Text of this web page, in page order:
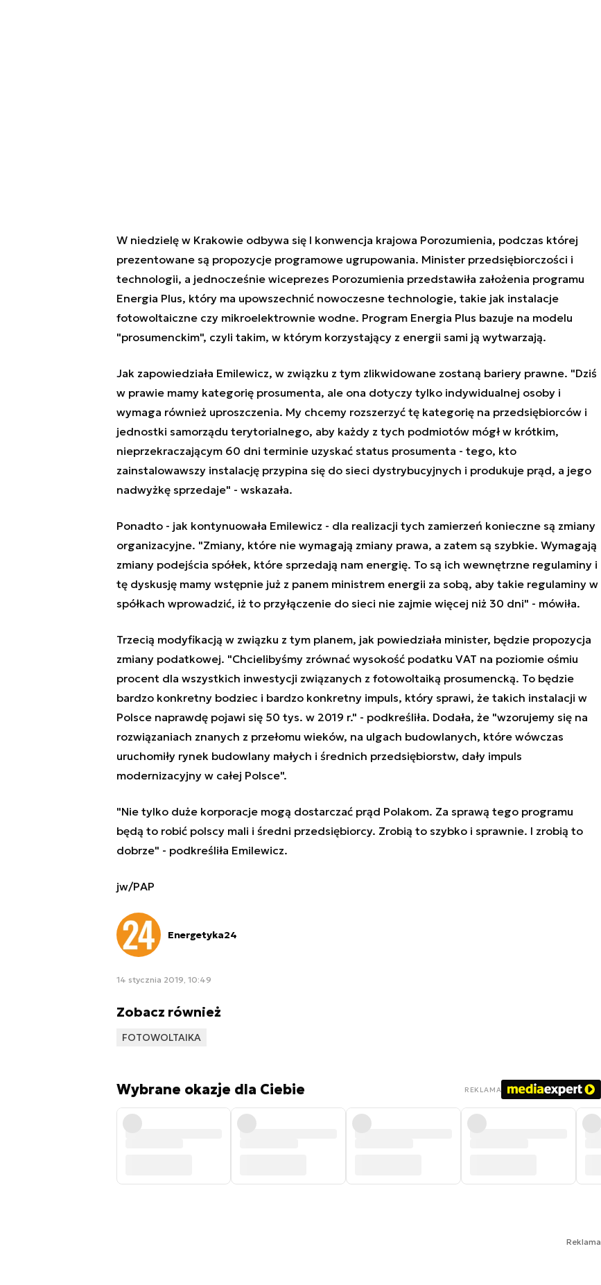
W niedzielę w Krakowie odbywa się I konwencja krajowa Porozumienia, podczas której
prezentowane są propozycje programowe ugrupowania. Minister przedsiębiorczości i
technologii, a jednocześnie wiceprezes Porozumienia przedstawiła założenia programu
Energia Plus, który ma upowszechnić nowoczesne technologie, takie jak instalacje
fotowoltaiczne czy mikroelektrownie wodne. Program Energia Plus bazuje na modelu
"prosumenckim", czyli takim, w którym korzystający z energii sami ją wytwarzają.
Jak zapowiedziała Emilewicz, w związku z tym zlikwidowane zostaną bariery prawne. "Dziś
w prawie mamy kategorię prosumenta, ale ona dotyczy tylko indywidualnej osoby i
wymaga również uproszczenia. My chcemy rozszerzyć tę kategorię na przedsiębiorców i
jednostki samorządu terytorialnego, aby każdy z tych podmiotów mógł w krótkim,
nieprzekraczającym 60 dni terminie uzyskać status prosumenta - tego, kto
zainstalowawszy instalację przypina się do sieci dystrybucyjnych i produkuje prąd, a jego
nadwyżkę sprzedaje" - wskazała.
Ponadto - jak kontynuowała Emilewicz - dla realizacji tych zamierzeń konieczne są zmiany
organizacyjne. "Zmiany, które nie wymagają zmiany prawa, a zatem są szybkie. Wymagają
zmiany podejścia spółek, które sprzedają nam energię. To są ich wewnętrzne regulaminy i
tę dyskusję mamy wstępnie już z panem ministrem energii za sobą, aby takie regulaminy w
spółkach wprowadzić, iż to przyłączenie do sieci nie zajmie więcej niż 30 dni" - mówiła.
Trzecią modyfikacją w związku z tym planem, jak powiedziała minister, będzie propozycja
zmiany podatkowej. "Chcielibyśmy zrównać wysokość podatku VAT na poziomie ośmiu
procent dla wszystkich inwestycji związanych z fotowoltaiką prosumencką. To będzie
bardzo konkretny bodziec i bardzo konkretny impuls, który sprawi, że takich instalacji w
Polsce naprawdę pojawi się 50 tys. w 2019 r." - podkreśliła. Dodała, że "wzorujemy się na
rozwiązaniach znanych z przełomu wieków, na ulgach budowlanych, które wówczas
uruchomiły rynek budowlany małych i średnich przedsiębiorstw, dały impuls
modernizacyjny w całej Polsce".
"Nie tylko duże korporacje mogą dostarczać prąd Polakom. Za sprawą tego programu
będą to robić polscy mali i średni przedsiębiorcy. Zrobią to szybko i sprawnie. I zrobią to
dobrze" - podkreśliła Emilewicz.
jw/PAP
Energetyka24
14 stycznia 2019, 10:49
Zobacz również
FOTOWOLTAIKA
Wybrane okazje dla Ciebie REKLAMA
Reklama